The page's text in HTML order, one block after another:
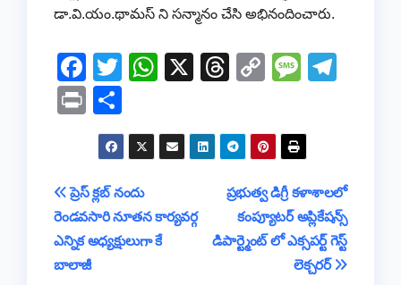
డా.వి.యం.థామస్ ని సన్మానం చేసి అభినందించారు.
F
a
c
e
b
o
o
k
T
er
W
s
p
p
X
T
a
d
s
C
y
Li
n
k
M
a
g
e
a
m
Pr
in h
ar
e
Post
navigation
ప్రభుత్వ డిగ్రీ కళాశాలలో
కంప్యూటర్ అప్లికేషన్స్
డిపార్ట్మెంట్ లో ఎక్సపర్ట్ గెస్ట్
లెక్చరర్
ప్రెస్ క్లబ్ నందు
రెండవసారి నూతన కార్యవర్గ
ఎన్నిక అధ్యక్షులుగా కే
బాలాజీ